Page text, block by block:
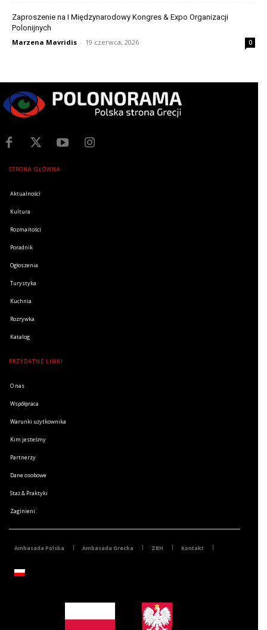
Zaproszenie na I Międzynarodowy Kongres & Expo Organizacji
Polonijnych
Marzena Mavridis - 19 czerwca, 2026 0
STRONA GŁÓWNA
Aktualności
Kultura
Rozmaitości
Poradnik
Ogłoszenia
Turystyka
Kuchnia
Rozrywka
Katalog
PRZYDATNE LINKI
O nas
Współpraca
Warunki użytkownika
Kim jesteśmy
Partnerzy
Dane osobowe
Staż & Praktyki
Zaginieni
Ambasada Polska Ambasada Grecka ZBH Kontakt